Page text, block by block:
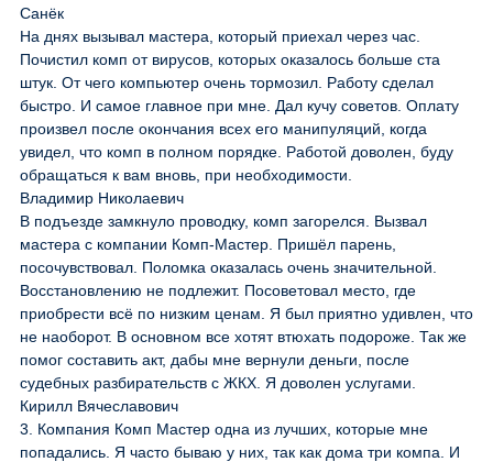
Санёк
На днях вызывал мастера, который приехал через час.
Почистил комп от вирусов, которых оказалось больше ста
штук. От чего компьютер очень тормозил. Работу сделал
быстро. И самое главное при мне. Дал кучу советов. Оплату
произвел после окончания всех его манипуляций, когда
увидел, что комп в полном порядке. Работой доволен, буду
обращаться к вам вновь, при необходимости.
Владимир Николаевич
В подъезде замкнуло проводку, комп загорелся. Вызвал
мастера с компании Комп-Мастер. Пришёл парень,
посочувствовал. Поломка оказалась очень значительной.
Восстановлению не подлежит. Посоветовал место, где
приобрести всё по низким ценам. Я был приятно удивлен, что
не наоборот. В основном все хотят втюхать подороже. Так же
помог составить акт, дабы мне вернули деньги, после
судебных разбирательств с ЖКХ. Я доволен услугами.
Кирилл Вячеславович
3. Компания Комп Мастер одна из лучших, которые мне
попадались. Я часто бываю у них, так как дома три компа. И